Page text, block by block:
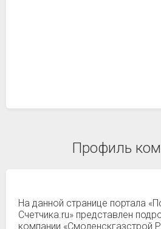
Профиль
На данной странице портала
Счетчика.ru» представлен
компании «Смоленскгазстрой